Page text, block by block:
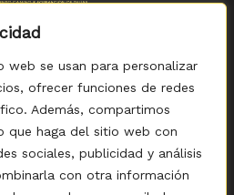
web se usan para personalizar
ofrecer funciones de redes
Además, compartimos
que haga del sitio web con
sociales, publicidad y análisis
con otra información
de Cookies-Aviso legal
Generales de Compra